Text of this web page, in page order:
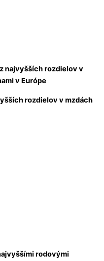
najvyšších rozdielov v
v Európe
rozdielov v mzdách
rodovými